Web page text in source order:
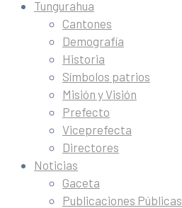
Tungurahua
Cantones
Demografía
Historia
Símbolos patrios
Misión y Visión
Prefecto
Viceprefecta
Directores
Noticias
Gaceta
Publicaciones Públicas